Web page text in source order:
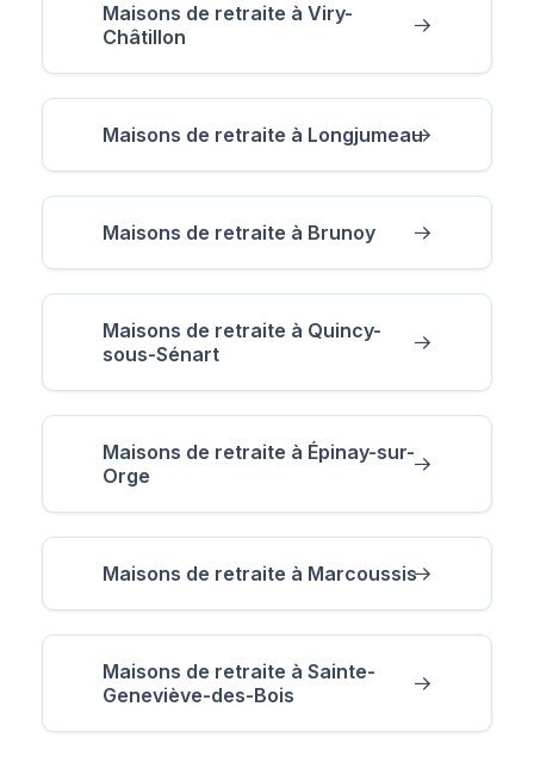
Maisons de retraite à Viry-
Châtillon
Maisons de retraite à Longjumeau
Maisons de retraite à Brunoy
Maisons de retraite à Quincy-
sous-Sénart
Maisons de retraite à Épinay-sur-
Orge
Maisons de retraite à Marcoussis
Maisons de retraite à Sainte-
Geneviève-des-Bois